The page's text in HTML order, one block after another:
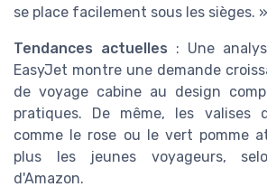
se place facilement sous les sièges. »
Tendances actuelles : Une
EasyJet montre une demande
de voyage cabine au design
pratiques. De même, les valises
comme le rose ou le vert pomme
plus les jeunes voyageurs,
d'Amazon.